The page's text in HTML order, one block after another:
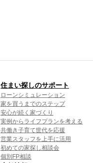
住まい探しのサポート
ローンシミュレーション
家を買うまでのステップ
安心が続く家づくり
実例からライフプランを考える
共働き子育て世代を応援
営業スタッフを上手に活用
初めての家探し相談会
個別FP相談